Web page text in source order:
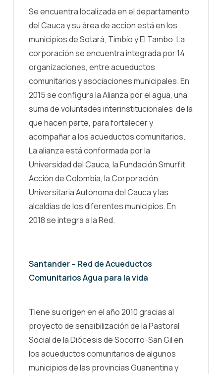
Se encuentra localizada en el departamento
del Cauca y su área de acción está en los
municipios de Sotará, Timbío y El Tambo. La
corporación se encuentra integrada por 14
organizaciones, entre acueductos
comunitarios y asociaciones municipales. En
2015 se configura la Alianza por el agua, una
suma de voluntades interinstitucionales de la
que hacen parte, para fortalecer y
acompañar a los acueductos comunitarios.
La alianza está conformada por la
Universidad del Cauca, la Fundación Smurfit
Acción de Colombia, la Corporación
Universitaria Autónoma del Cauca y las
alcaldías de los diferentes municipios. En
2018 se integra a la Red.
Santander – Red de Acueductos
Comunitarios Agua para la vida
Tiene su origen en el año 2010 gracias al
proyecto de sensibilización de la Pastoral
Social de la Diócesis de Socorro-San Gil en
los acueductos comunitarios de algunos
municipios de las provincias Guanentina y